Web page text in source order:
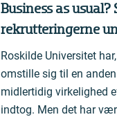
Business as usual?
rekrutteringerne
Roskilde Universitet
omstille sig til en
midlertidig virkelighed
indtog. Men det har